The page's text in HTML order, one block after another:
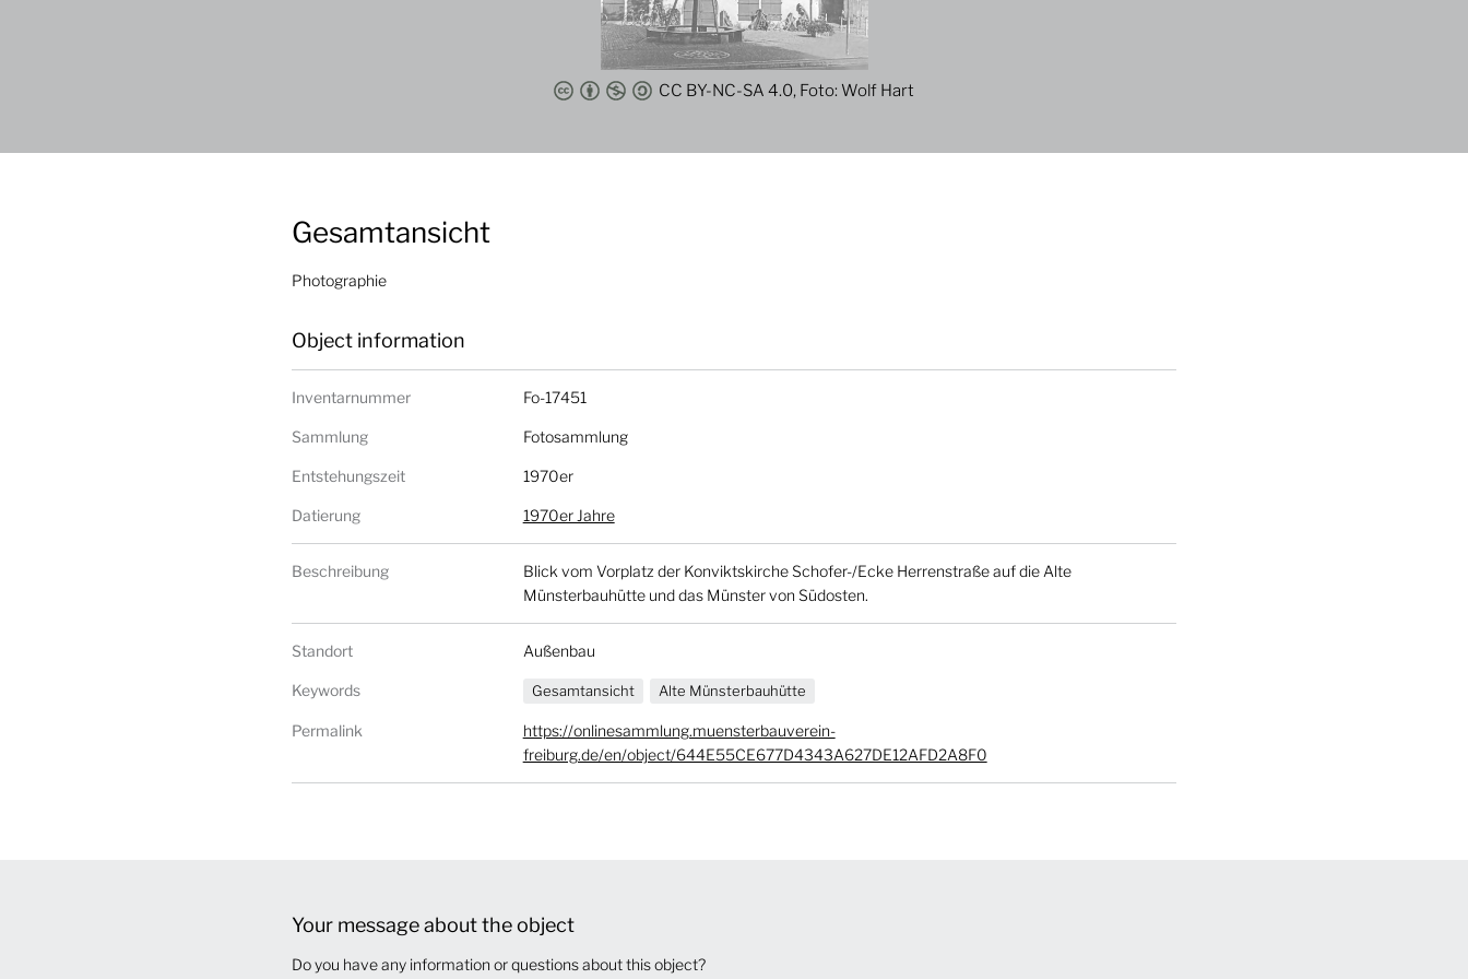
CC BY-NC-SA 4.0, Foto: Wolf Hart
Gesamtansicht
Photographie
Object information
Inventarnummer Fo-17451
Sammlung Fotosammlung
Entstehungszeit 1970er
Datierung 1970er Jahre
Beschreibung
Blick vom Vorplatz der Konviktskirche Schofer-/Ecke Herrenstraße auf die Alte
Münsterbauhütte und das Münster von Südosten.
Standort Außenbau
Keywords Gesamtansicht Alte Münsterbauhütte
Permalink
https://onlinesammlung.muensterbauverein-
freiburg.de/en/object/644E55CE677D4343A627DE12AFD2A8F0
Your message about the object
Do you have any information or questions about this object?